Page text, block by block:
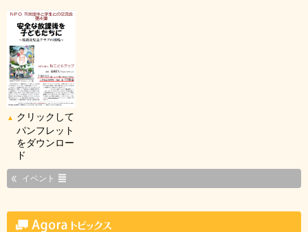
▲
クリックして
パンフレット
をダウンロー
ド
イベント